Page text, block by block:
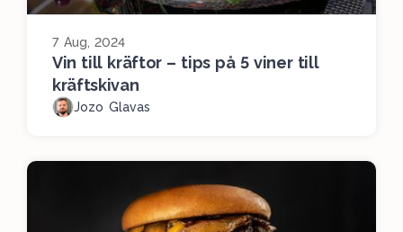
7 Aug, 2024
Vin till kräftor – tips på 5 viner till
kräftskivan
Jozo Glavas